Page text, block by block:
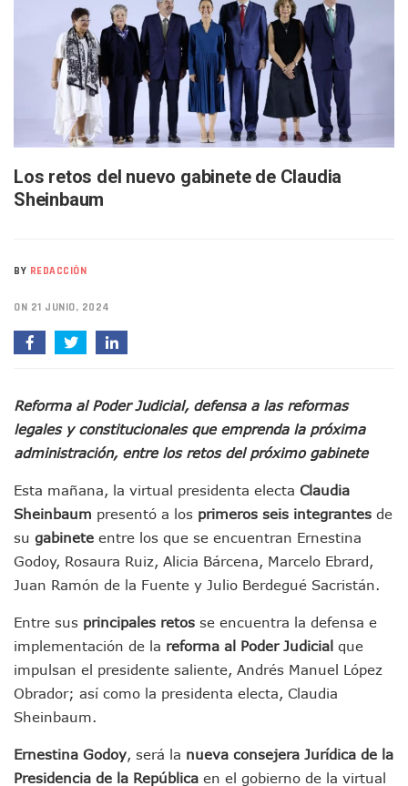
Liberan 180 Crías De Iguana Verde En El Estero El Salado
Puerto Vallarta Participa En Los PriceAgencies Awards
Ofrecerán Asesoría Jurídica Gratuita En Puerto Vallarta
Juan Solís E Iris Torres Buscan Integrar La Planilla Del PAN
Realizan Operativo Preventivo En Seis Colonias Del
Arquitecto Luis Munguía Reconoce La Labor Del Personal
Semana Lluviosa Para Puerto Vallarta Con Tormentas Y
Partido Verde Conforma Su 12.º “Ejército Del Verde” En
Pancho López; En La Mira Del Comité Nacional Del PAN
Cae El “R1”, Presunto Autor Intelectual Del Homicidio De
IMSS Invierte 12.6 MDP En Remodelar Urgencias Del
En Abril 2027 Terminarán El Centro Regional De Autismo
Puerto Vallarta Fortalece Su Promoción En California Con
Este Viernes, Lemus Inaugurará El Sistema De
Nidos De Lluvia Busca Beneficiar A 100 Familias De
Morena Cierra Filas Por La Defensa Del Agua De Calidad
Hallazgo De Yareli Colmenares Tovar Eleva A 4 Cuerpos
Ra Aguilar Acompaña A Cientos De Familias En Las
Oleaje Y Riesgo Por Cocodrilos Mantienen Restricciones
“Kato” Supera El Abandono Y Comienza Una Nueva Vida
México Necesitaba 600 Mil Empleos; Solo Generó 262 Mil
Poderoso Terremoto Destruye Edificios Y Puentes En
Munguía Es El Sexto Mejor Alcalde De Jalisco, Según
Avenida Federación En Puerto Vallarta Registra 80% De
Caída De “El Mencho” Elevó Percepción De Inseguridad
Los retos del nuevo gabinete de Claudia
Sheinbaum
BY REDACCIÓN
ON 21 JUNIO, 2024
Reforma al Poder Judicial, defensa a las reformas
legales y constitucionales que emprenda la próxima
administración, entre los retos del próximo gabinete
Esta mañana, la virtual presidenta electa Claudia
Sheinbaum presentó a los primeros seis integrantes de
su gabinete entre los que se encuentran Ernestina
Godoy, Rosaura Ruiz, Alicia Bárcena, Marcelo Ebrard,
Juan Ramón de la Fuente y Julio Berdegué Sacristán.
Entre sus principales retos se encuentra la defensa e
implementación de la reforma al Poder Judicial que
impulsan el presidente saliente, Andrés Manuel López
Obrador; así como la presidenta electa, Claudia
Sheinbaum.
Ernestina Godoy, será la nueva consejera Jurídica de la
Presidencia de la República en el gobierno de la virtual